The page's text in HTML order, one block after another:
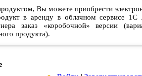
Вы можете приобрести
в аренду в облачном сервисе 1С
заказ «коробочной» версии
продукта).